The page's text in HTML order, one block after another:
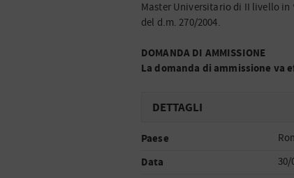
Master Universitario di II livello in
del d.m. 270/2004.
DOMANDA DI AMMISSIONE
La domanda di ammissione va
DETTAGLI
Paese
Data 30/